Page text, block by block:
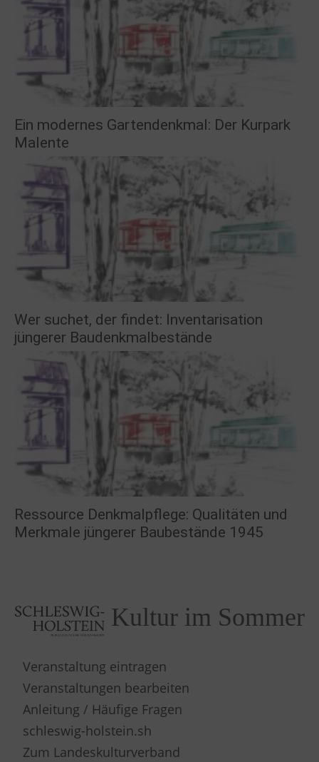
Ein modernes Gartendenkmal: Der Kurpark
Malente
Wer suchet, der findet: Inventarisation
jüngerer Baudenkmalbestände
Ressource Denkmalpflege: Qualitäten und
Merkmale jüngerer Baubestände 1945
Kultur im Sommer
Veranstaltung eintragen
Veranstaltungen bearbeiten
Anleitung / Häufige Fragen
schleswig-holstein.sh
Zum Landeskulturverband